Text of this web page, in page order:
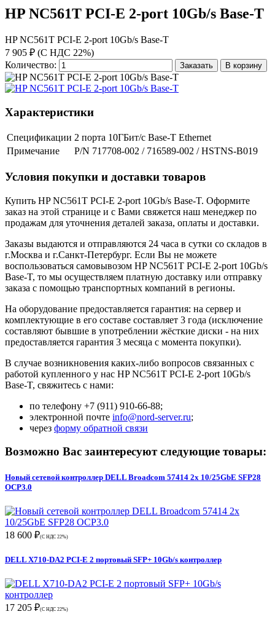
HP NC561T PCI-E 2-port 10Gb/s Base-T
HP NC561T PCI-E 2-port 10Gb/s Base-T
7 905 ₽ (С НДС 22%)
Количество:
Заказать В корзину
Характеристики
Спецификации 2 порта 10ГБит/с Base-T Ethernet
Примечание
P/N 717708-002 / 716589-002 / HSTNS-B019
Условия покупки и доставки товаров
Купить HP NC561T PCI-E 2-port 10Gb/s Base-T. Оформите
заказ на этой странице и с Вами свяжется наш менеджер по
продажам для уточнения деталей заказа, оплаты и доставки.
Заказы выдаются и отправляются 24 часа в сутки со складов в
г.Москва и г.Санкт-Петербург. Если Вы не можете
воспользоваться самовывозом HP NC561T PCI-E 2-port 10Gb/s
Base-T, то мы осуществляем платную доставку или отправку
заказа с помощью транспортных компаний в регионы.
На оборудование предоставляется гарантия: на сервер и
комплектующие в его составе составляет 3 года (исключение
составляют бывшие в употреблении жёсткие диски - на них
предоставляется гарантия 3 месяца с момента покупки).
В случае возникновения каких-либо вопросов связанных с
работой купленного у нас HP NC561T PCI-E 2-port 10Gb/s
Base-T, свяжитесь с нами:
по телефону +7 (911) 910-66-88;
электронной почте info@nord-server.ru;
через форму обратной связи
Возможно Вас заинтересуют следующие товары:
Новый сетевой контроллер DELL Broadcom 57414 2x 10/25GbE SFP28
OCP3.0
18 600 ₽(С НДС 22%)
DELL X710-DA2 PCI-E 2 портовый SFP+ 10Gb/s контроллер
17 205 ₽(С НДС 22%)